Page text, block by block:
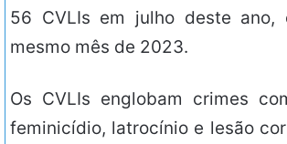
56 CVLIs em julho deste ano,
mesmo mês de 2023.
Os CVLIs englobam crimes
feminicídio, latrocínio e lesão